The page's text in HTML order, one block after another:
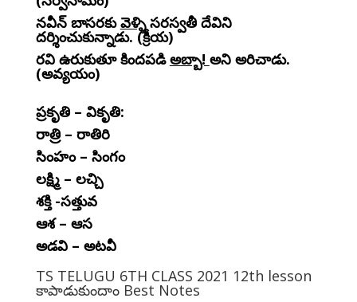
నవీన్ బాసరకువెళ్ళిసరస్వతీ దేవిని
దర్శించుకున్నాడు. (క్రీయ)
రవి ఉరుకుతూ కిందపడిఅబ్బా! అని అరిచాడు.
(అవ్యయం)
ప్రకృతి – వికృతి:
రాత్రి – రాతిరి
సింహం – సింగం
లక్ష్మి – లచ్చి
శక్తి -సత్తువ
ఆశ – ఆస
అడవి – అటవీ
TS TELUGU 6TH CLASS 2021 12th lesson
కాపాడుకుందాం Best Notes